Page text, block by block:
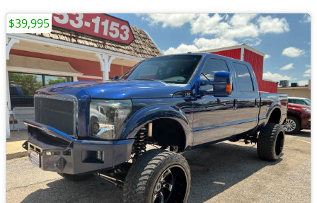
$39,995